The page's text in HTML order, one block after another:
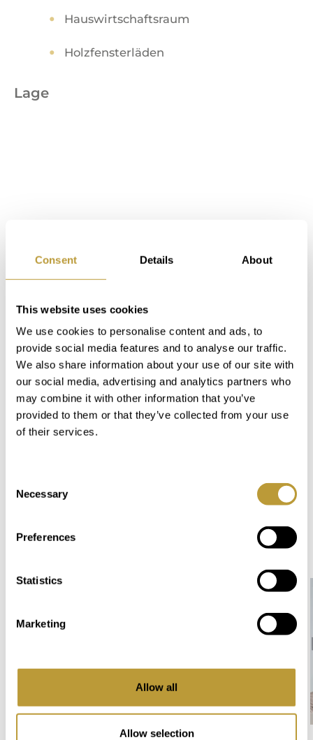
Consent Details About
This website uses cookies
We use cookies to personalise content and ads, to
provide social media features and to analyse our traffic.
We also share information about your use of our site with
our social media, advertising and analytics partners who
may combine it with other information that you’ve
provided to them or that they’ve collected from your use
of their services.
Selection
Necessary
Preferences
Statistics
Marketing
Allow all
Allow selection
Hauswirtschaftsraum
Holzfensterläden
Lage
Cala" - Port Andratx: